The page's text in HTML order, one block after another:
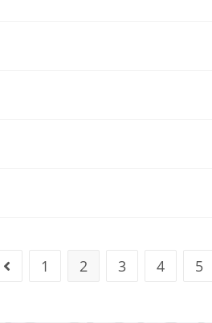
1 2 3 4 5